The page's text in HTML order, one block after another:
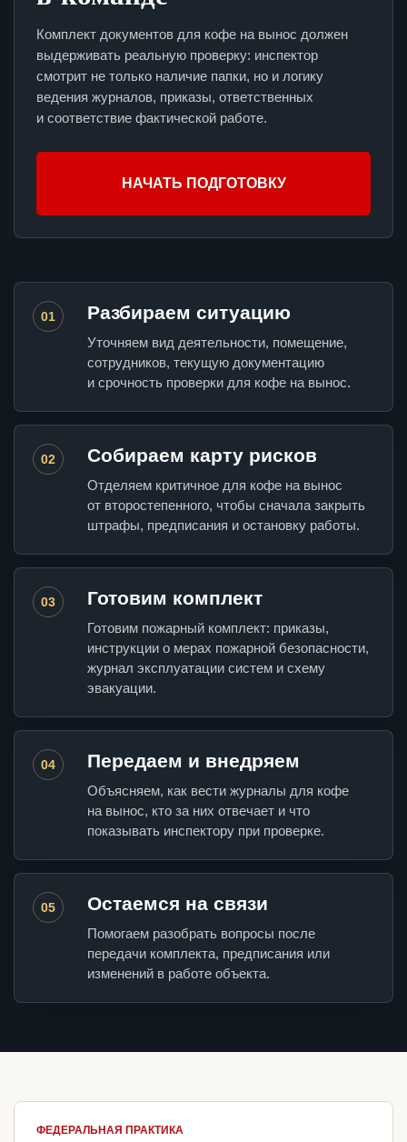
Комплект документов для кофе на вынос должен
выдерживать реальную проверку: инспектор
смотрит не только наличие папки, но и логику
ведения журналов, приказы, ответственных
и соответствие фактической работе.
НАЧАТЬ ПОДГОТОВКУ
01 Разбираем ситуацию
Уточняем вид деятельности, помещение,
сотрудников, текущую документацию
и срочность проверки для кофе на вынос.
02 Собираем карту рисков
Отделяем критичное для кофе на вынос
от второстепенного, чтобы сначала закрыть
штрафы, предписания и остановку работы.
03 Готовим комплект
Готовим пожарный комплект: приказы,
инструкции о мерах пожарной безопасности,
журнал эксплуатации систем и схему
эвакуации.
04 Передаем и внедряем
Объясняем, как вести журналы для кофе
на вынос, кто за них отвечает и что
показывать инспектору при проверке.
05 Остаемся на связи
Помогаем разобрать вопросы после
передачи комплекта, предписания или
изменений в работе объекта.
ФЕДЕРАЛЬНАЯ ПРАКТИКА